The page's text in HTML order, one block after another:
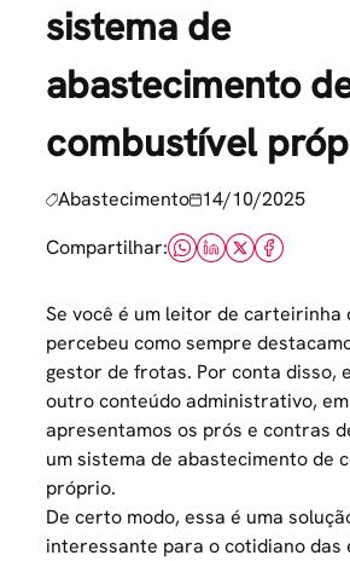
sistema de
abastecimento
combustível
Abastecimento 14/10/2025
Compartilhar:
Se você é um leitor de carteirinha
percebeu como sempre
gestor de frotas. Por conta disso,
outro conteúdo administrativo,
apresentamos os prós e contras
um sistema de abastecimento de
próprio.
De certo modo, essa é uma
interessante para o cotidiano das